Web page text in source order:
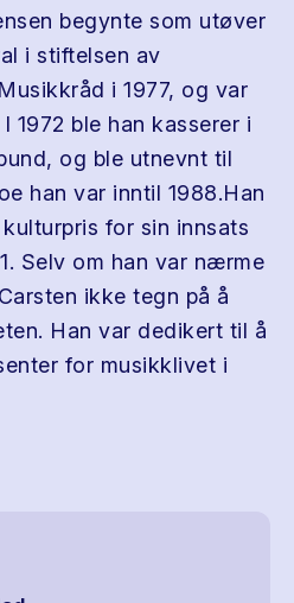
begynte som utøver
i stiftelsen av
i 1977, og var
1972 ble han kasserer i
og ble utnevnt til
han var inntil 1988.Han
for sin innsats
Selv om han var nærme
ikke tegn på å
Han var dedikert til å
for musikklivet i